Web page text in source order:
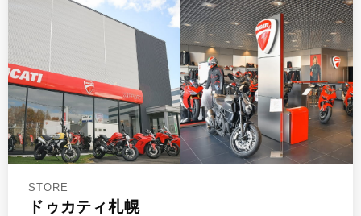
STORE
ドゥカティ札幌